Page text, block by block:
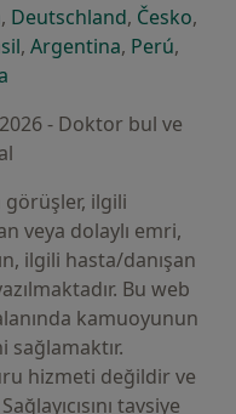
açılır
sekmede açılır
yeni bir sekmede açılır
, Deutschlandyeni bir
, Českoyeni
,
açılır
sekmede açılır
yeni bir sekmede açılır
, Argentinayeni bir
, Perúyeni
,
- Doktor bul ve
görüşler, ilgili
veya dolaylı emri,
ilgili hasta/danışan
Bu web
kamuoyunun
sağlamaktır.
hizmeti değildir ve
tavsiye